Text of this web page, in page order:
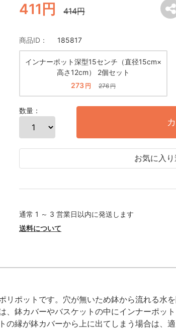
411円 414円
商品ID： 185817
インナーポット深型15センチ（直径15cm×
高さ12cm） 2個セット
273 円 276円
数量：
お気に入
通常 1 ～ 3 営業日以内に発送します
送料について
リポットです。穴が無いため鉢から流れる水
鉢カバーやバスケットの中にインナーポッ
縁が鉢カバーから上に出てしまう場合は、